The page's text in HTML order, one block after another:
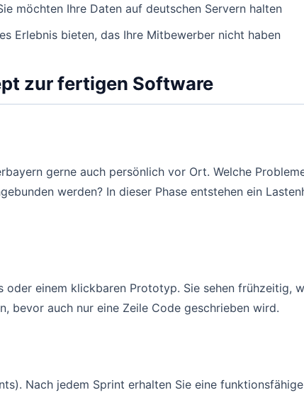
möchten Ihre Daten auf deutschen Servern halten
Erlebnis bieten, das Ihre Mitbewerber nicht haben
zur fertigen Software
gerne auch persönlich vor Ort. Welche
werden? In dieser Phase entstehen ein
einem klickbaren Prototyp. Sie sehen frühzeitig,
bevor auch nur eine Zeile Code geschrieben wird.
Nach jedem Sprint erhalten Sie eine